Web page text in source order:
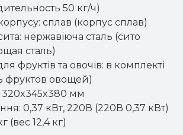
50 кг/ч)
сплав (корпус сплав)
нержавіюча сталь (сито
сталь)
фруктів та овочів: в комплекті
фруктов овощей)
320x345x380 мм
0,37 кВт, 220В (220В 0,37 кВт)
(вес 12,4 кг)